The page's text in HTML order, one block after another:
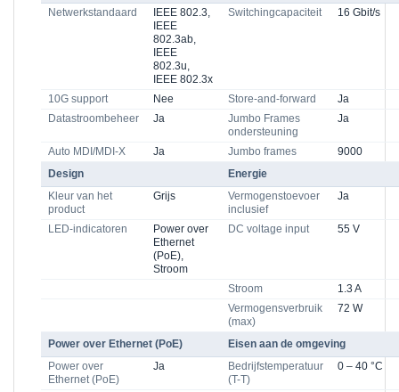
Netwerkstandaard
IEEE 802.3,
IEEE
802.3ab,
IEEE
802.3u,
IEEE 802.3x
Switchingcapaciteit 16 Gbit/s
10G support Nee Store-and-forward
Ja
Datastroombeheer
Ja
Jumbo Frames
ondersteuning
Ja
Auto MDI/MDI-X Ja Jumbo frames
9000
Design
Energie
Kleur van het
product
Grijs
Vermogenstoevoer
inclusief
Ja
LED-indicatoren
Power over
Ethernet
(PoE),
Stroom
DC voltage input 55 V
Stroom
1.3 A
Vermogensverbruik
(max)
72 W
Power over Ethernet (PoE)
Eisen aan de omgeving
Power over
Ethernet (PoE)
Ja
Bedrijfstemperatuur
(T-T)
0 – 40 °C